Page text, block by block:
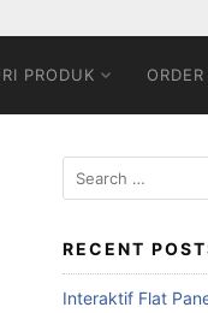
PRODUK
RECENT
Interaktif Flat